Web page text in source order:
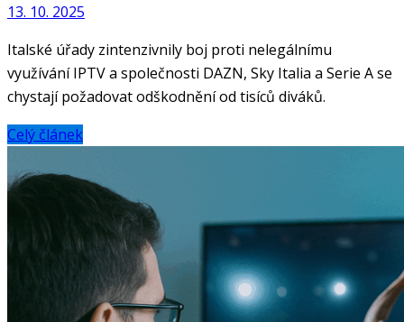
13. 10. 2025
Italské úřady zintenzivnily boj proti nelegálnímu
využívání IPTV a společnosti DAZN, Sky Italia a Serie A se
chystají požadovat odškodnění od tisíců diváků.
Celý článek